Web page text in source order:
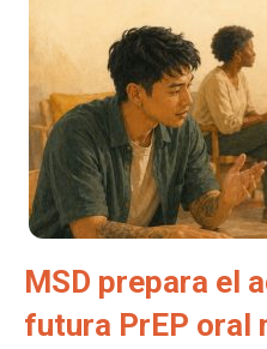
MSD prepara el
futura PrEP oral